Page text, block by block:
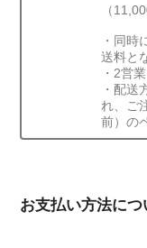
（
・同時
送料と
・2営
・配送
れ、ご
前）の
お支払い方法につ